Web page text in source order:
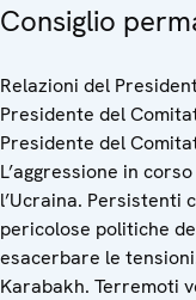
Consiglio
Relazioni del
Presidente del
Presidente del
L’aggressione in
l’Ucraina. Persistenti
pericolose politiche
esacerbare le
Karabakh. Terremoti